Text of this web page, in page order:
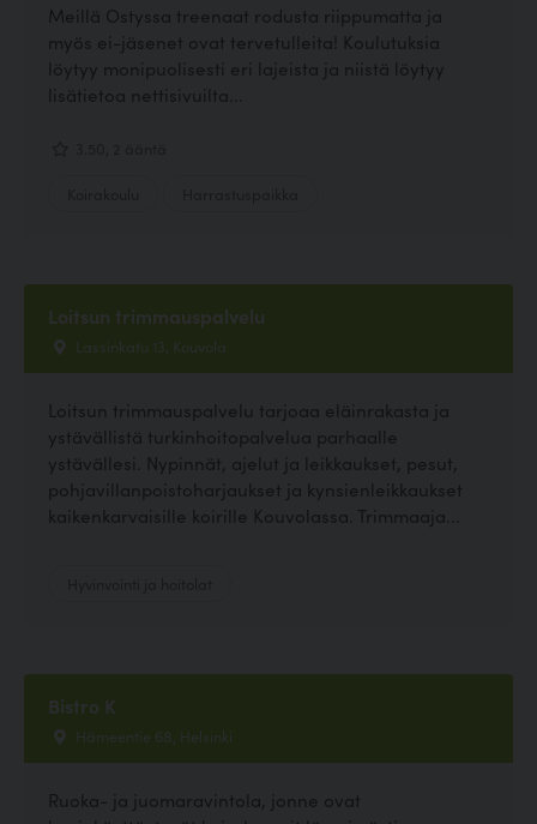
Meillä Ostyssa treenaat rodusta riippumatta ja
myös ei-jäsenet ovat tervetulleita! Koulutuksia
löytyy monipuolisesti eri lajeista ja niistä löytyy
lisätietoa nettisivuilta...
Loitsun trimmauspalvelu
Lassinkatu 13, Kouvola
Loitsun trimmauspalvelu tarjoaa eläinrakasta ja
ystävällistä turkinhoitopalvelua parhaalle
ystävällesi. Nypinnät, ajelut ja leikkaukset, pesut,
pohjavillanpoistoharjaukset ja kynsienleikkaukset
kaikenkarvaisille koirille Kouvolassa. Trimmaaja...
Bistro K
Hämeentie 68, Helsinki
Ruoka- ja juomaravintola, jonne ovat